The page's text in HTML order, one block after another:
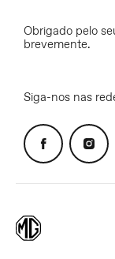
Obrigado pelo
brevemente.
Siga-nos nas